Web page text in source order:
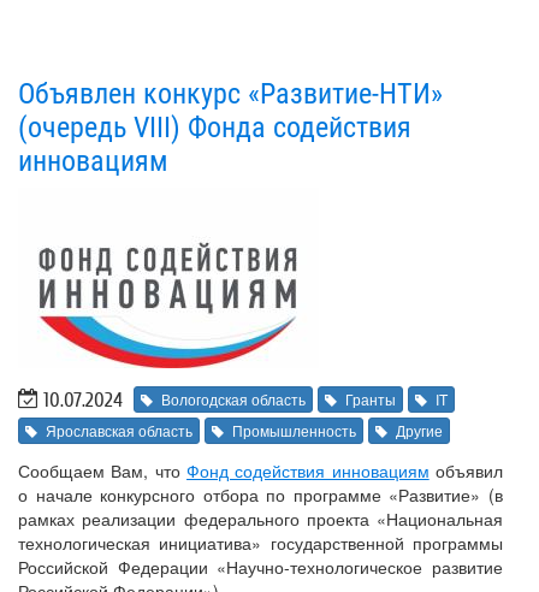
Объявлен конкурс «Развитие-НТИ»
(очередь VIII) Фонда содействия
инновациям
10.07.2024 Вологодская область Гранты
IT
Ярославская область
Промышленность Другие
Сообщаем Вам, что Фонд содействия инновациям объявил
о начале конкурсного отбора по программе «Развитие» (в
рамках реализации федерального проекта «Национальная
технологическая инициатива» государственной программы
Российской Федерации «Научно-технологическое развитие